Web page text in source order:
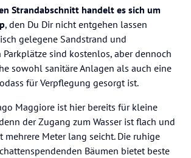
Strandabschnitt handelt es sich um
, den Du Dir nicht entgehen lassen
gelegene Sandstrand und
sind kostenlos, aber dennoch
sowohl sanitäre Anlagen als auch eine
für Verpflegung gesorgt ist.
Maggiore ist hier bereits für kleine
der Zugang zum Wasser ist flach und
mehrere Meter lang seicht. Die ruhige
Bäumen bietet beste